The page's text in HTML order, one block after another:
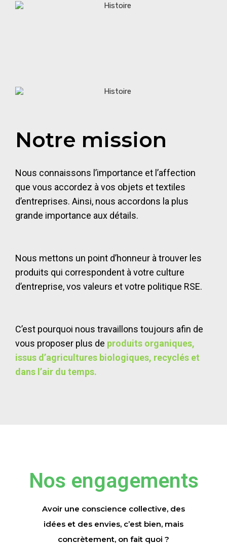
Notre mission
Nous connaissons l’importance et l’affection
que vous accordez à vos objets et textiles
d’entreprises. Ainsi, nous accordons la plus
grande importance aux détails.
Nous mettons un point d’honneur à trouver les
produits qui correspondent à votre culture
d’entreprise, vos valeurs et votre politique RSE.
C’est pourquoi nous travaillons toujours afin de
vous proposer plus de produits organiques,
issus d’agricultures biologiques, recyclés et
dans l’air du temps.
Nos engagements
Avoir une conscience collective, des
idées et des envies, c’est bien, mais
concrètement, on fait quoi ?